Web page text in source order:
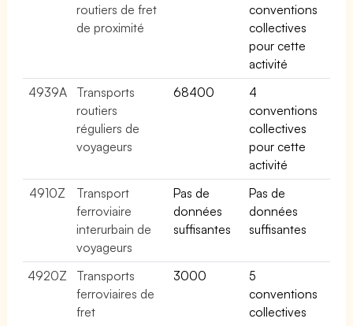
routiers de fret
de proximité
conventions
collectives
pour cette
activité
4939A
Transports
routiers
réguliers de
voyageurs
68400
4
conventions
collectives
pour cette
activité
4910Z
Transport
ferroviaire
interurbain de
voyageurs
Pas de
données
suffisantes
Pas de
données
suffisantes
4920Z
Transports
ferroviaires de
fret
3000
5
conventions
collectives